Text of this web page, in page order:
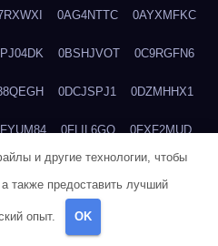
0AG4NTTC 0AYXMFKC
0BSHJVOT 0C9RGFN6
0DCJSPJ1 0DZMHHX1
0FLIL6GQ 0FXF2MUD
0GRH7XSL
и другие технологии, чтобы
также предоставить лучший
опыт. OK